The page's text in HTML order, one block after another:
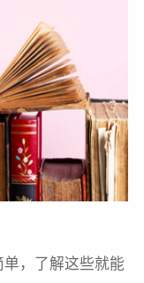
，了解这些就能